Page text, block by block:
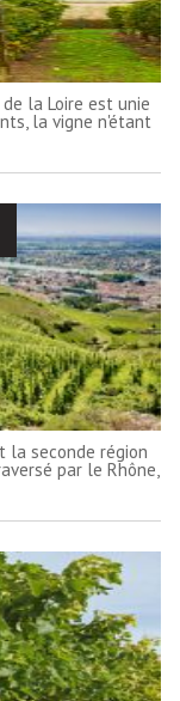
la Loire est unie
la vigne n'étant
la seconde région
par le Rhône,